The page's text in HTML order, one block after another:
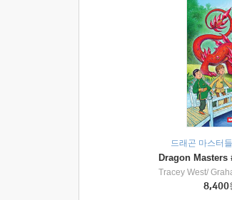
드래곤 마스터
Tracey West/
8,400